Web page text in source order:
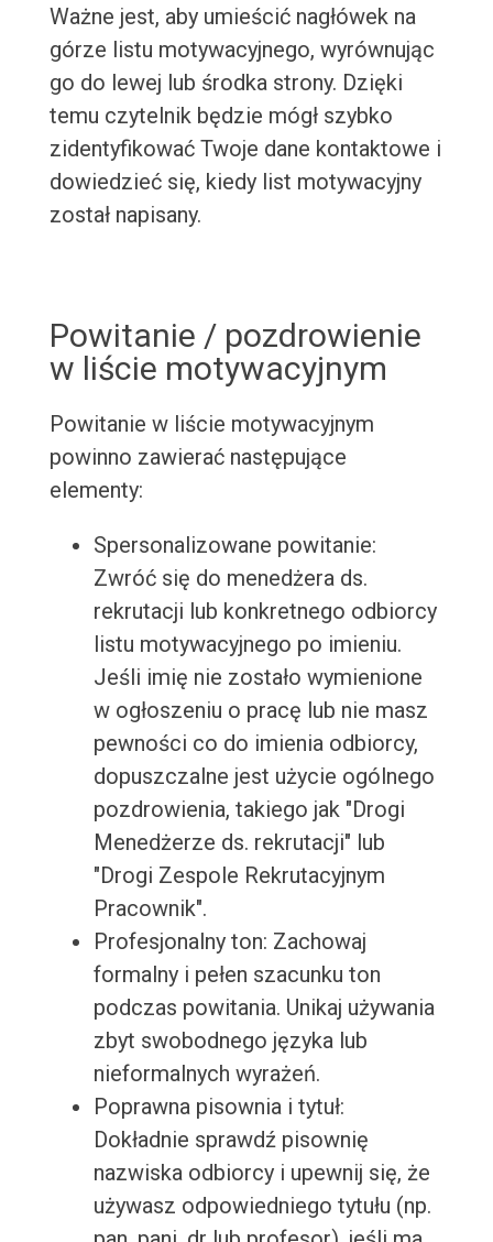
Ważne jest, aby umieścić nagłówek na
górze listu motywacyjnego, wyrównując
go do lewej lub środka strony. Dzięki
temu czytelnik będzie mógł szybko
zidentyfikować Twoje dane kontaktowe i
dowiedzieć się, kiedy list motywacyjny
został napisany.
Powitanie / pozdrowienie
w liście motywacyjnym
Powitanie w liście motywacyjnym
powinno zawierać następujące
elementy:
Spersonalizowane powitanie:
Zwróć się do menedżera ds.
rekrutacji lub konkretnego odbiorcy
listu motywacyjnego po imieniu.
Jeśli imię nie zostało wymienione
w ogłoszeniu o pracę lub nie masz
pewności co do imienia odbiorcy,
dopuszczalne jest użycie ogólnego
pozdrowienia, takiego jak "Drogi
Menedżerze ds. rekrutacji" lub
"Drogi Zespole Rekrutacyjnym
Pracownik".
Profesjonalny ton: Zachowaj
formalny i pełen szacunku ton
podczas powitania. Unikaj używania
zbyt swobodnego języka lub
nieformalnych wyrażeń.
Poprawna pisownia i tytuł:
Dokładnie sprawdź pisownię
nazwiska odbiorcy i upewnij się, że
używasz odpowiedniego tytułu (np.